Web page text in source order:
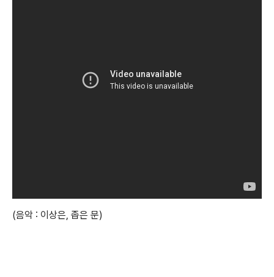
(음악 : 이상은, 좁은 문)